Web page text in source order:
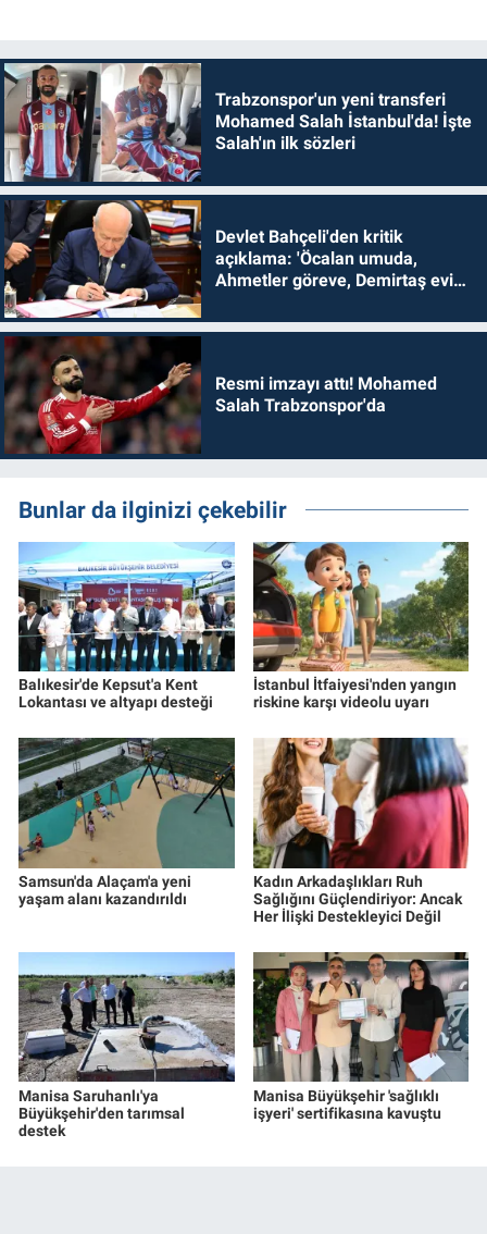
Trabzonspor'un yeni transferi
Mohamed Salah İstanbul'da! İşte
Salah'ın ilk sözleri
Devlet Bahçeli'den kritik
açıklama: 'Öcalan umuda,
Ahmetler göreve, Demirtaş evine
Resmi imzayı attı! Mohamed
Salah Trabzonspor'da
Bunlar da ilginizi çekebilir
Balıkesir'de Kepsut'a Kent
Lokantası ve altyapı desteği
İstanbul İtfaiyesi'nden yangın
riskine karşı videolu uyarı
Samsun'da Alaçam'a yeni
yaşam alanı kazandırıldı
Kadın Arkadaşlıkları Ruh
Sağlığını Güçlendiriyor: Ancak
Her İlişki Destekleyici Değil
Manisa Saruhanlı'ya
Büyükşehir'den tarımsal
destek
Manisa Büyükşehir 'sağlıklı
işyeri' sertifikasına kavuştu